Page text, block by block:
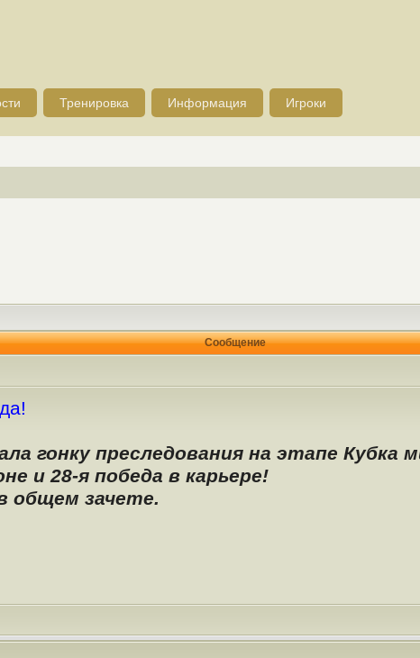
Тренировка Информация Игроки
Сообщение
гонку преследования на этапе Кубка
и 28-я победа в карьере!
общем зачете.